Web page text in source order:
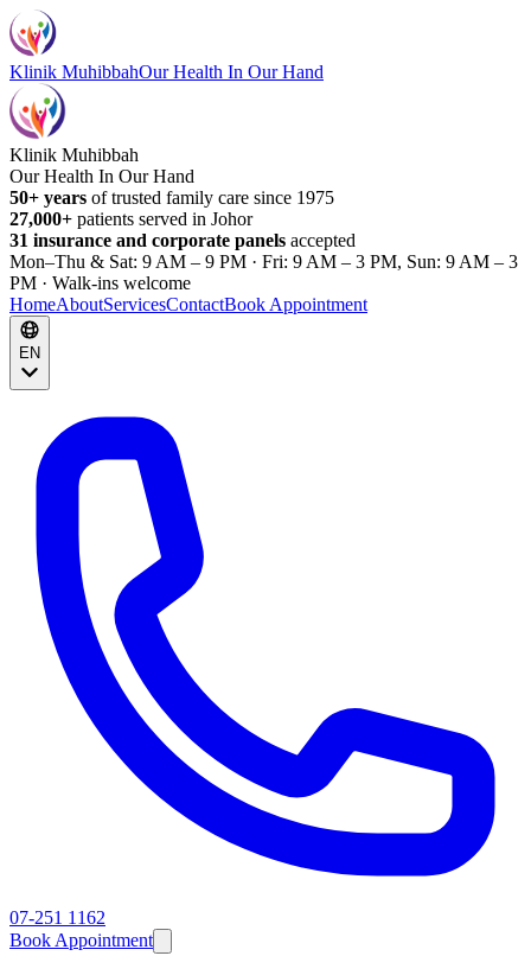
Klinik MuhibbahOur Health In Our Hand
Klinik Muhibbah
Our Health In Our Hand
50+ years of trusted family care since 1975
27,000+ patients served in Johor
31 insurance and corporate panels accepted
Mon–Thu & Sat: 9 AM – 9 PM · Fri: 9 AM – 3 PM, Sun: 9 AM – 3
PM · Walk-ins welcome
HomeAboutServicesContactBook Appointment
EN
07-251 1162
Book Appointment